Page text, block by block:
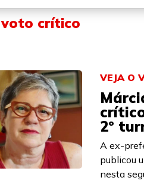
voto crítico
VEJA O
2º
A ex-
publicou
nesta